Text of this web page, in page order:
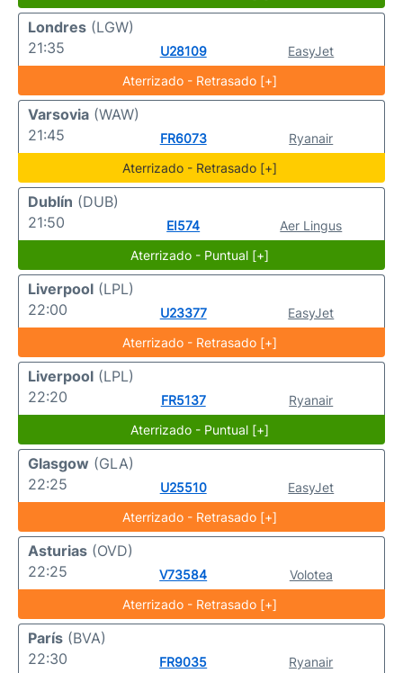
Londres (LGW)
21:35
U28109
EasyJet
Aterrizado - Retrasado [+]
Varsovia (WAW)
21:45
FR6073
Ryanair
Aterrizado - Retrasado [+]
Dublín (DUB)
21:50
EI574
Aer Lingus
Aterrizado - Puntual [+]
Liverpool (LPL)
22:00
U23377
EasyJet
Aterrizado - Retrasado [+]
Liverpool (LPL)
22:20
FR5137
Ryanair
Aterrizado - Puntual [+]
Glasgow (GLA)
22:25
U25510
EasyJet
Aterrizado - Retrasado [+]
Asturias (OVD)
22:25
V73584
Volotea
Aterrizado - Retrasado [+]
París (BVA)
22:30
FR9035
Ryanair